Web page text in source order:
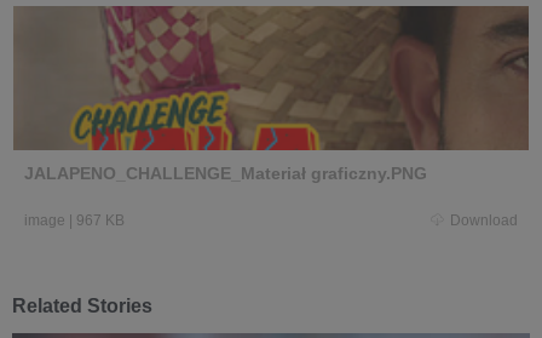
JALAPENO_CHALLENGE_Materiał graficzny.PNG
image | 967 KB Download
Related Stories